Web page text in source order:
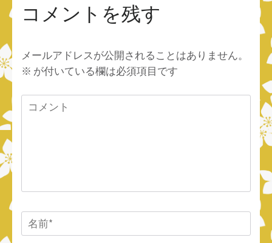
コメントを残す
メールアドレスが公開されることはありません。
※ が付いている欄は必須項目です
コ
名
前